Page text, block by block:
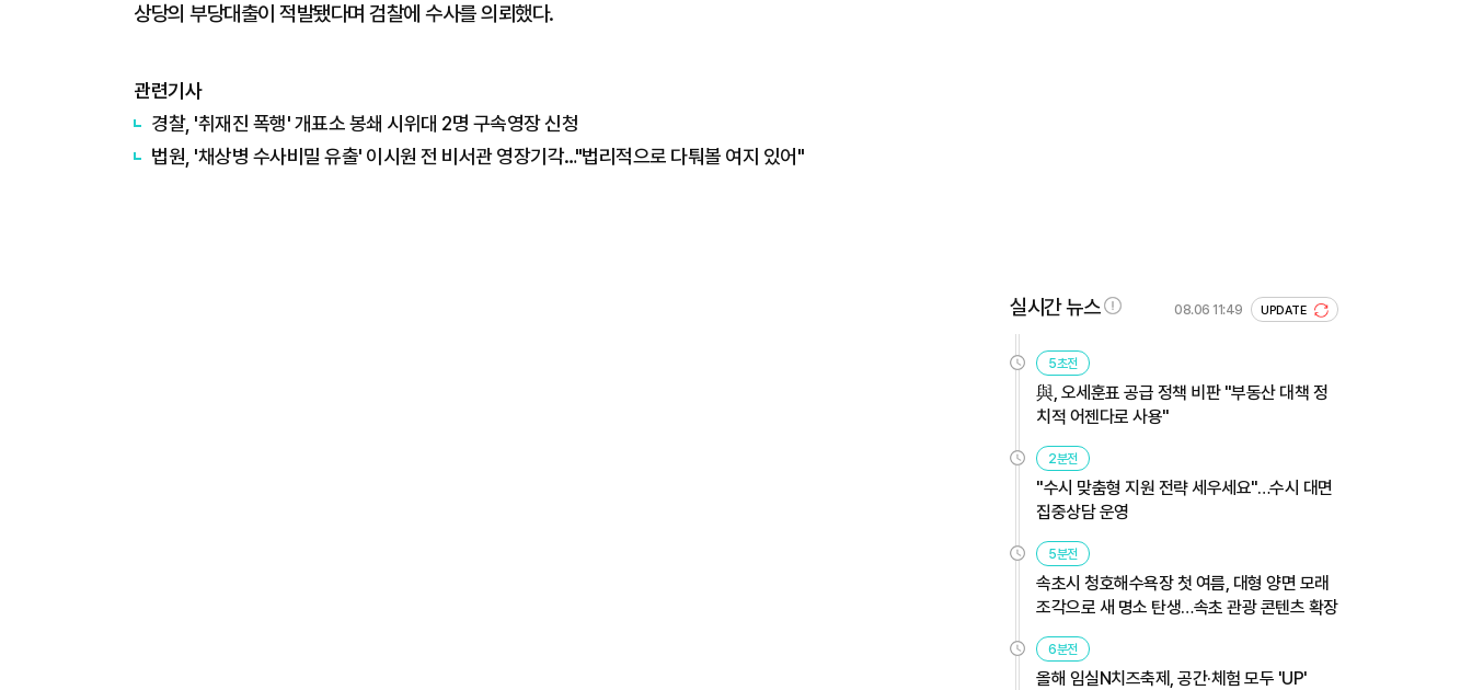
상당의 부당대출이 적발됐다며 검찰에 수사를 의뢰했다.
관련기사
경찰, '취재진 폭행' 개표소 봉쇄 시위대 2명 구속영장 신청
법원, '채상병 수사비밀 유출' 이시원 전 비서관 영장기각…"법리적으로 다퉈볼 여지 있어"
실시간 뉴스 08.06 11:49 UPDATE
5초전
與, 오세훈표 공급 정책 비판 "부동산 대책 정
치적 어젠다로 사용"
2분전
"수시 맞춤형 지원 전략 세우세요"…수시 대면
집중상담 운영
5분전
속초시 청호해수욕장 첫 여름, 대형 양면 모래
조각으로 새 명소 탄생…속초 관광 콘텐츠 확장
6분전
올해 임실N치즈축제, 공간·체험 모두 'UP'